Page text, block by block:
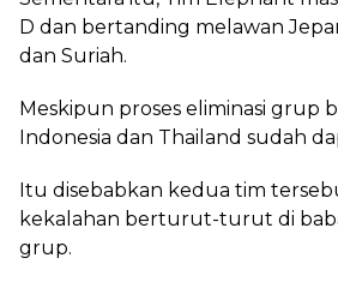
D dan bertanding melawan
dan Suriah.
Meskipun proses eliminasi grup
Indonesia dan Thailand sudah
Itu disebabkan kedua tim
kekalahan berturut-turut di
grup.